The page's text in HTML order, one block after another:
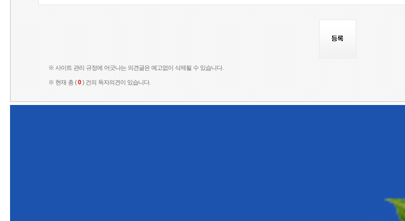
※ 사이트 관리 규정에 어긋나는 의견글은 예고없이 삭제될 수 있습니다.
※ 현재 총 (0) 건의 독자의견이 있습니다.